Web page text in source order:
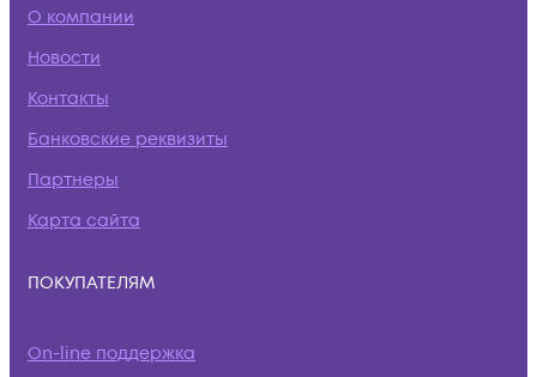
О компании
Новости
Контакты
Банковские реквизиты
Партнеры
Карта сайта
ПОКУПАТЕЛЯМ
On-line поддержка